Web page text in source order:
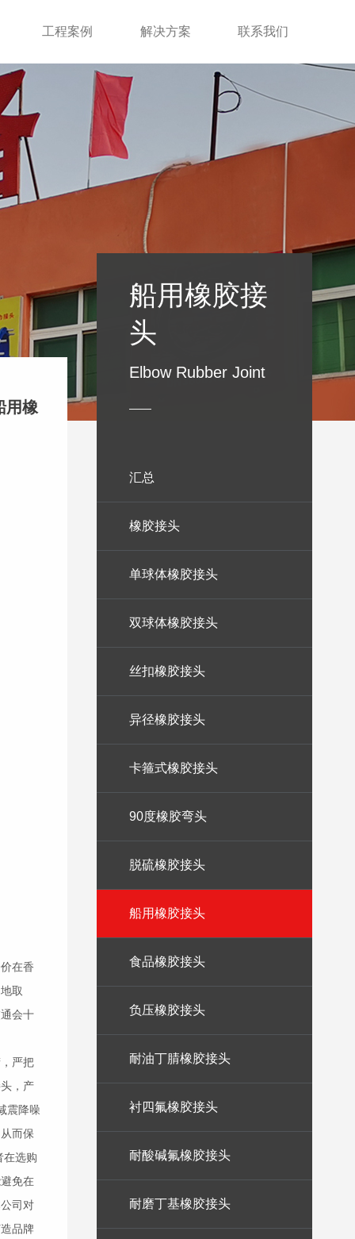
工程案例 解决方案 联系我们
用橡
在香
取
会十
严把
，产
震降噪
而保
在选购
免在
司对
品牌
船用橡胶接
头
Elbow Rubber Joint
——
汇总
橡胶接头
单球体橡胶接头
双球体橡胶接头
丝扣橡胶接头
异径橡胶接头
卡箍式橡胶接头
90度橡胶弯头
脱硫橡胶接头
船用橡胶接头
食品橡胶接头
负压橡胶接头
耐油丁腈橡胶接头
衬四氟橡胶接头
耐酸碱氟橡胶接头
耐磨丁基橡胶接头